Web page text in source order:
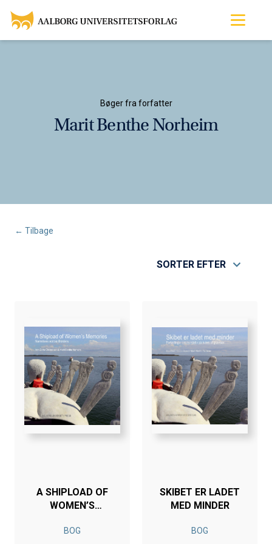
Bøger fra forfatter
Marit Benthe Norheim
← Tilbage
SORTER EFTER
A SHIPLOAD OF
WOMEN’S
BOG
SKIBET ER LADET
MED MINDER
BOG